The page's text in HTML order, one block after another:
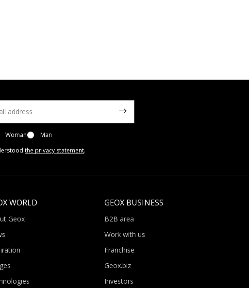
Woman
Man
the privacy statement.
WORLD
Geox
GEOX BUSINESS
B2B area
Work with us
Franchise
Geox.biz
Investors